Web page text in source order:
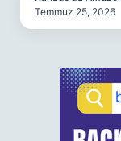
Temmuz 25, 2026